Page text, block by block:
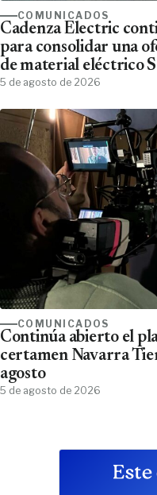
COMUNICADOS
Cadenza Electric
para consolidar una
de material eléctrico
5 de agosto de 2026
COMUNICADOS
Continúa abierto el
certamen Navarra
agosto
5 de agosto de 2026